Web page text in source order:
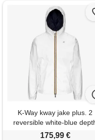
K-Way kway jake plus. 2
reversible white-blue
k2124ew - color: ald tg. Xl
175,99 €